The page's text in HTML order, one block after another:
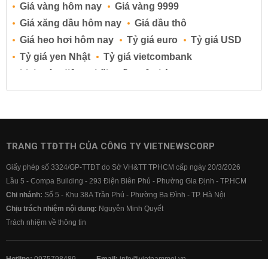
Giá vàng hôm nay
Giá vàng 9999
Giá xăng dầu hôm nay
Giá dầu thô
Giá heo hơi hôm nay
Tỷ giá euro
Tỷ giá USD
Tỷ giá yen Nhật
Tỷ giá vietcombank
Lịch cúp điện
Lãi suất ngân hàng
Lãi suất tiết kiệm
Lãi suất tiền gửi
Lãi suất ngân hàng BIDV
Lãi suất ngân hàng Vietcombank
TRANG TTĐTTH CỦA CÔNG TY VIETNEWSCORP
Giấy phép số 3324/GP-TTĐT do Sở VH&TT TPHCM cấp ngày 20/3/2026
Lầu 5 - Compa Building - 293 Điện Biên Phủ - Phường Gia Định - TP.HCM
Chi nhánh: Số 5 - Khu 38A Trần Phú - Phường Ba Đình - TP. Hà Nội
Chịu trách nhiệm nội dung: Nguyễn Minh Quyết
Trách nhiệm về thông tin